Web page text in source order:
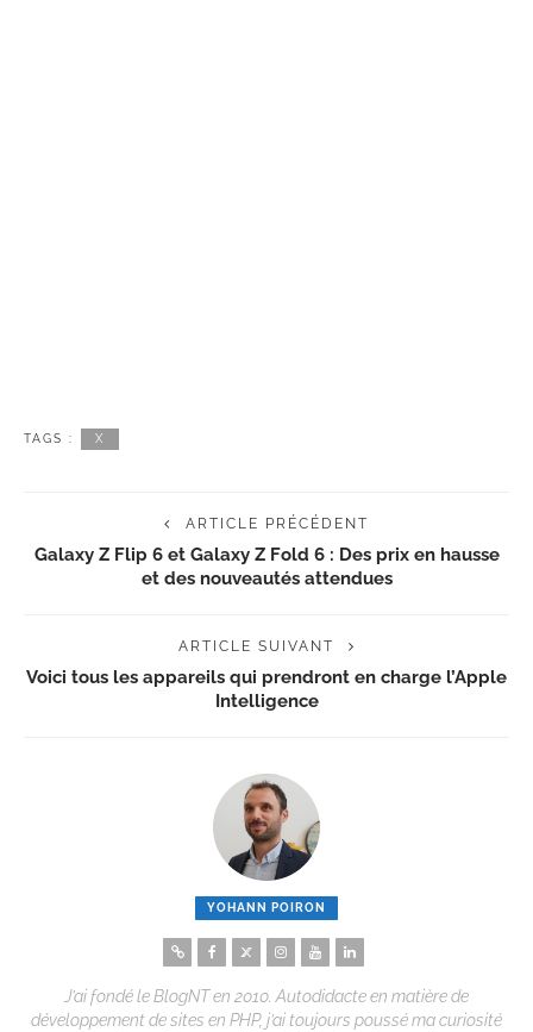
TAGS : X
ARTICLE PRÉCÉDENT
Galaxy Z Flip 6 et Galaxy Z Fold 6 : Des prix en hausse
et des nouveautés attendues
ARTICLE SUIVANT
Voici tous les appareils qui prendront en charge l’Apple
Intelligence
YOHANN POIRON
J’ai fondé le BlogNT en 2010. Autodidacte en matière de
développement de sites en PHP, j’ai toujours poussé ma curiosité